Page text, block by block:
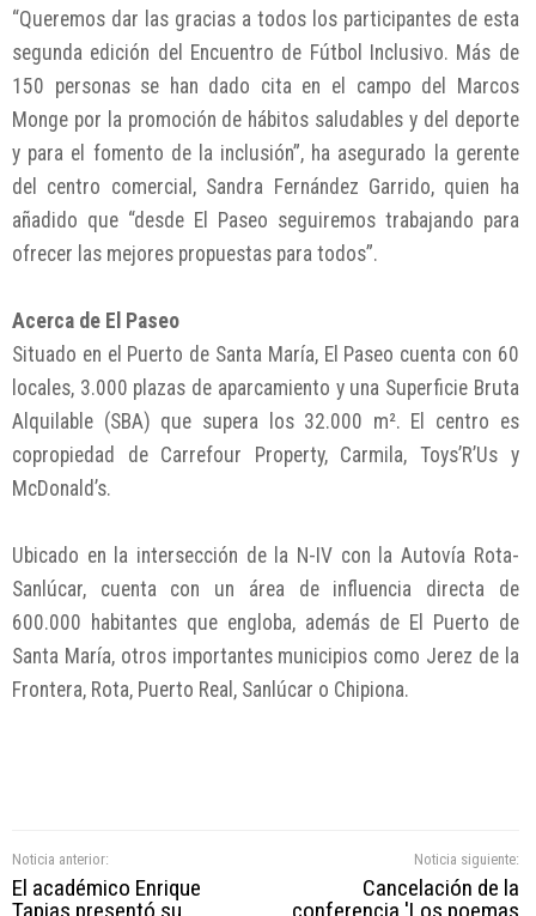
“Queremos dar las gracias a todos los participantes de esta
segunda edición del Encuentro de Fútbol Inclusivo. Más de
150 personas se han dado cita en el campo del Marcos
Monge por la promoción de hábitos saludables y del deporte
y para el fomento de la inclusión”, ha asegurado la gerente
del centro comercial, Sandra Fernández Garrido, quien ha
añadido que “desde El Paseo seguiremos trabajando para
ofrecer las mejores propuestas para todos”.
Acerca de El Paseo
Situado en el Puerto de Santa María, El Paseo cuenta con 60
locales, 3.000 plazas de aparcamiento y una Superficie Bruta
Alquilable (SBA) que supera los 32.000 m². El centro es
copropiedad de Carrefour Property, Carmila, Toys’R’Us y
McDonald’s.
Ubicado en la intersección de la N-IV con la Autovía Rota-
Sanlúcar, cuenta con un área de influencia directa de
600.000 habitantes que engloba, además de El Puerto de
Santa María, otros importantes municipios como Jerez de la
Frontera, Rota, Puerto Real, Sanlúcar o Chipiona.
Noticia anterior:
El académico Enrique
Tapias presentó su
Noticia siguiente:
Cancelación de la
conferencia 'Los poemas